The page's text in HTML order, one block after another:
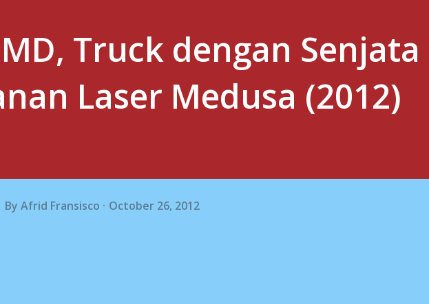
MD, Truck dengan Senjata
Laser Medusa (2012)
By Afrid Fransisco October 26, 2012